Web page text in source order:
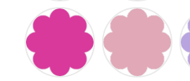
FUSCHIA